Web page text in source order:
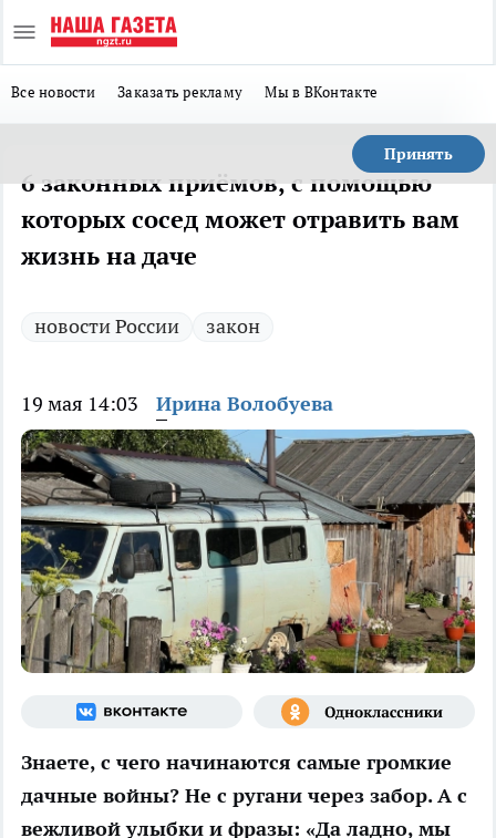
Все новости Заказать рекламу Мы в ВКонтакте
Принять
6 законных приёмов, с помощью
которых сосед может отравить вам
жизнь на даче
новости России закон
19 мая 14:03 Ирина Волобуева
Знаете, с чего начинаются самые громкие
дачные войны? Не с ругани через забор. А с
вежливой улыбки и фразы: «Да ладно, мы